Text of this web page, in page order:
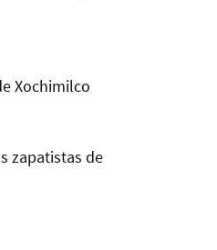
Xochimilco
zapatistas de